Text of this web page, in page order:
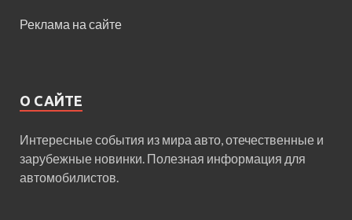
Реклама на сайте
О САЙТЕ
Интересные события из мира авто, отечественные и
зарубежные новинки. Полезная информация для
автомобилистов.